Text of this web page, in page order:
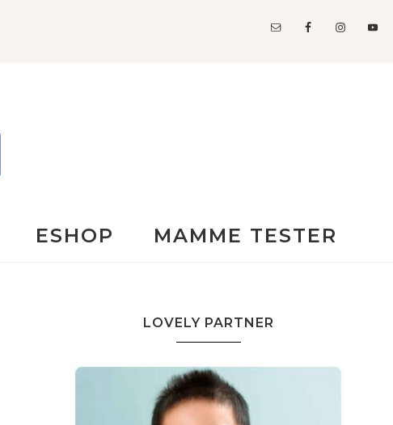
ESHOP MAMME TESTER
LOVELY PARTNER